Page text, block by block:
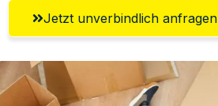
Jetzt unverbindlich anfragen